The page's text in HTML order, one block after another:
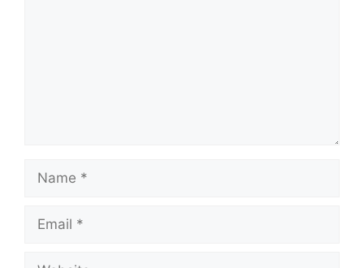
Name
Email
Website